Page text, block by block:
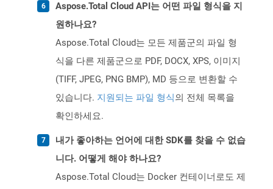
Aspose.Total Cloud API는 어떤 파일 형식을 지
원하나요?
Aspose.Total Cloud는 모든 제품군의 파일 형
식을 다른 제품군으로 PDF, DOCX, XPS, 이미지
(TIFF, JPEG, PNG BMP), MD 등으로 변환할 수
있습니다. 지원되는 파일 형식의 전체 목록을
확인하세요.
내가 좋아하는 언어에 대한 SDK를 찾을 수 없습
니다. 어떻게 해야 하나요?
Aspose.Total Cloud는 Docker 컨테이너로도 제